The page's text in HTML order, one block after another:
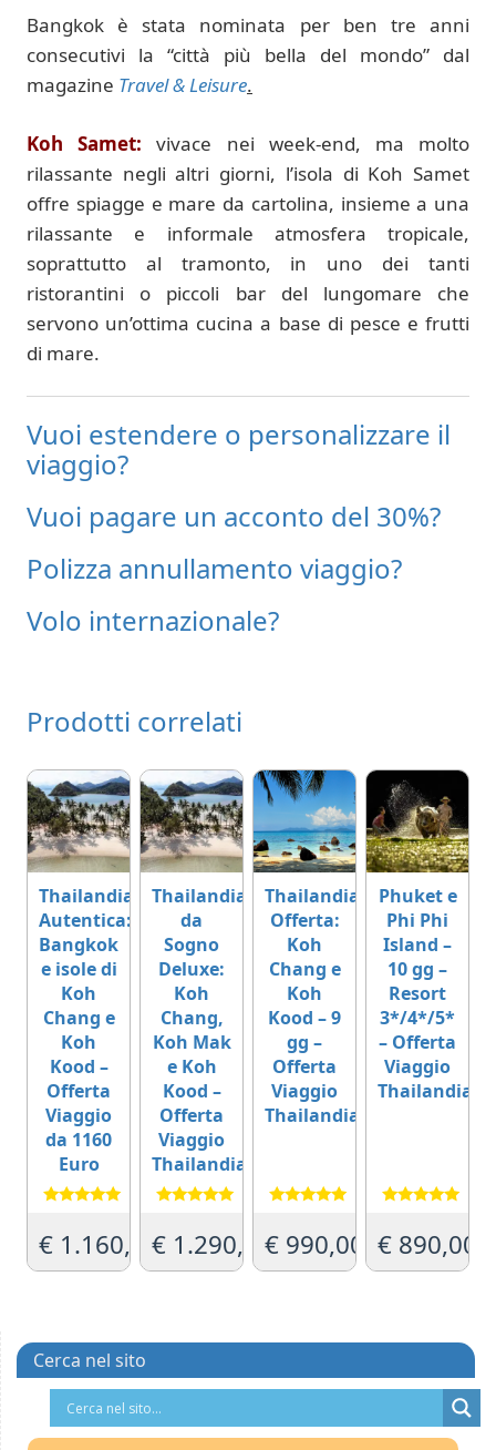
Bangkok è stata nominata per ben tre anni
consecutivi la “città più bella del mondo” dal
magazine Travel & Leisure.
Koh Samet:
vivace nei week-end, ma molto
rilassante negli altri giorni, l’isola di Koh Samet
offre spiagge e mare da cartolina, insieme a una
rilassante e informale atmosfera tropicale,
soprattutto al tramonto, in uno dei tanti
ristorantini o piccoli bar del lungomare che
servono un’ottima cucina a base di pesce e frutti
di mare.
Vuoi estendere o personalizzare il
viaggio?
Vuoi pagare un acconto del 30%?
Polizza annullamento viaggio?
Volo internazionale?
Prodotti correlati
Thailandia
Autentica:
Bangkok
e isole di
Koh
Chang e
Koh
Kood –
Offerta
Viaggio
da 1160
Euro
su 5
€ 1.160,00
Thailandia
da
Sogno
Deluxe:
Koh
Chang,
Koh Mak
e Koh
Kood –
Offerta
Viaggio
Thailandia
su 5
€ 1.290,00
Thailandia
Offerta:
Koh
Chang e
Koh
Kood – 9
gg –
Offerta
Viaggio
Thailandia
su 5
€ 990,00
Phuket e
Phi Phi
Island –
10 gg –
Resort
3*/4*/5*
– Offerta
Viaggio
Thailandia
su 5
€ 890,00
Cerca nel sito